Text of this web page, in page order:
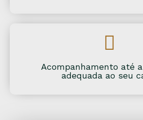
Acompanhamento até
adequada ao seu